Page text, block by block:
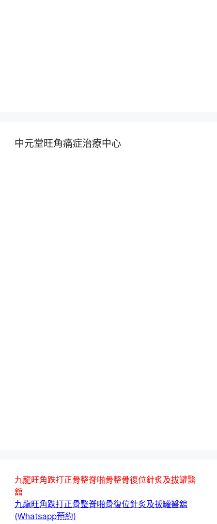
中元堂旺角痛症治療中心
九龍旺角跌打正骨整脊啪骨整骨復位針炙及拔罐醫
舘
九龍旺角跌打正骨整脊啪骨復位針炙及拔罐醫舘
(Whatsapp預約)